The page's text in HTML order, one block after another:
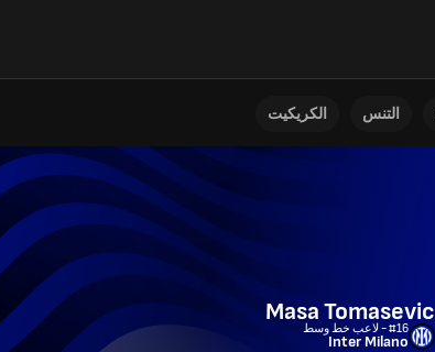
التنس الكريكيت
Masa Tomasevic
#16 - لاعب خط وسط
Inter Milano